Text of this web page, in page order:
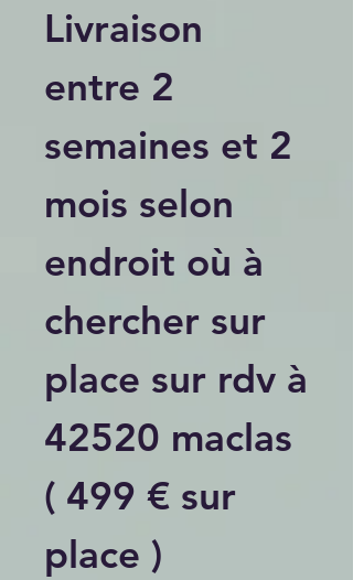
Livraison
entre 2
semaines et 2
mois selon
endroit où à
chercher sur
place sur rdv à
42520 maclas
( 499 € sur
place )